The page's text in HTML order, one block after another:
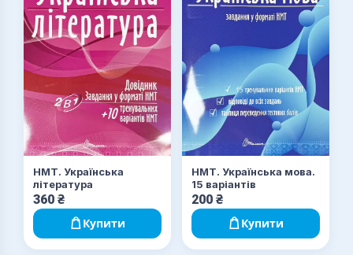
НМТ. Українська
література
360 ₴
Купити
НМТ. Українська мова.
15 варіантів
200 ₴
Купити